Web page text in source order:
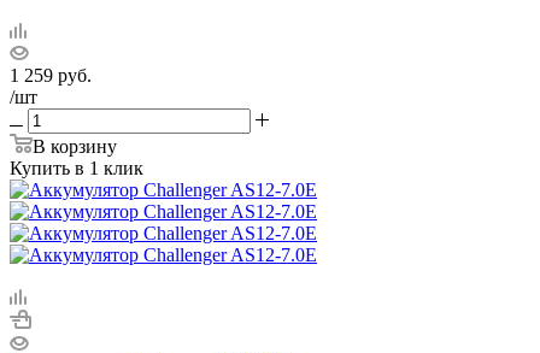
1 259 руб.
/шт
В корзину
Купить в 1 клик